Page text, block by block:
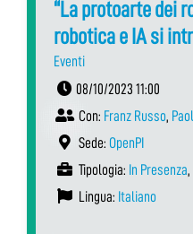
“La protoarte dei
robotica e IA si
Eventi
08/10/2023 11:00
Con: Franz Russo,
Sede: OpenPI
Tipologia: In Presenza,
Lingua: Italiano